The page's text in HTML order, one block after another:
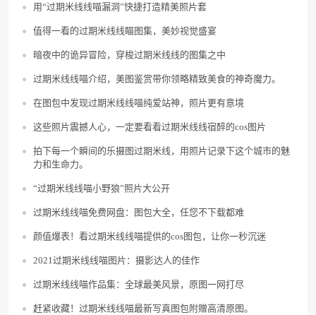
用“过期米线线喵漏洞”快捷打造精美照片套
值得一看的过期米线线瞄图集，美妙视觉盛宴
暗夜中的诡异冒险，穿梭过期米线线的图集之中
过期米线线喵介绍，美图鉴赏带你领略精致美食的神奇魔力。
在图包中发现过期米线线喵纯爱站神，照片更有意境
这些照片震撼人心，一定要看看过期米线线宿醉的cos图片
拍下每一个瞬间的乐摄图过期米线，用照片记录下这个城市的魅
力和生命力。
“过期米线线喵小野狼”照片大公开
过期米线线喵免费网盘：图包大全，任您不下载都难
颜值爆表！看过期米线线喵提供的cos图包，让你一秒沉迷
2021过期米线线喵图片：摄影达人的佳作
过期米线线喵作品集：全球最美风景，原图一网打尽
赶紧收藏！过期米线线喵最新写真图包附赠高清原图。